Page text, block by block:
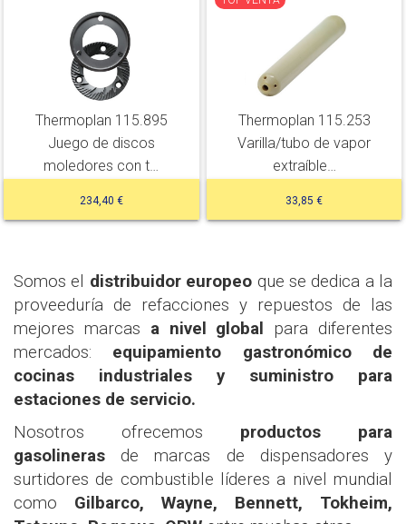
Thermoplan 115.895
Juego de discos
moledores con t…
234,40 €
Thermoplan 115.253
Varilla/tubo de vapor
extraíble…
33,85 €
Somos el distribuidor europeo que se dedica a la
proveeduría de refacciones y repuestos de las
mejores marcas a nivel global para diferentes
mercados: equipamiento gastronómico de
cocinas industriales y suministro para
estaciones de servicio.
Nosotros ofrecemos productos para
gasolineras de marcas de dispensadores y
surtidores de combustible líderes a nivel mundial
como Gilbarco, Wayne, Bennett, Tokheim,